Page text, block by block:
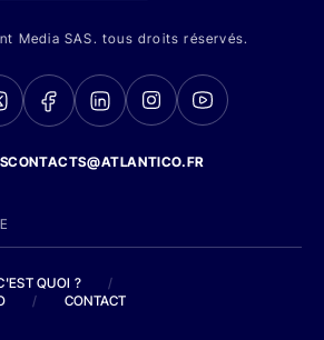
Media SAS. tous droits réservés.
QUOI ?
/
/ CONTACT